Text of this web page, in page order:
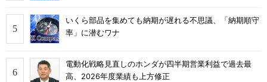
いくら部品を集めても納期が遅れる不思議、「納期順守
率」に潜むワナ
電動化戦略見直しのホンダが四半期営業利益で過去最
高、2026年度業績も上方修正